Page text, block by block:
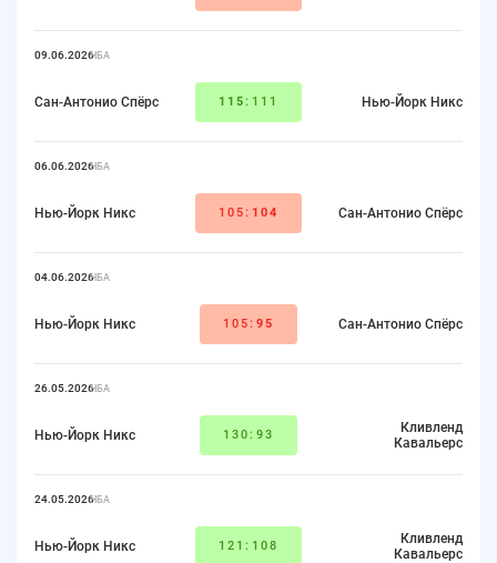
09.06.2026НБА
Сан-Антонио Спёрс 115:111 Нью-Йорк Никс
06.06.2026НБА
Нью-Йорк Никс 105: 104 Сан-Антонио Спёрс
04.06.2026НБА
Нью-Йорк Никс 105: 95 Сан-Антонио Спёрс
26.05.2026НБА
Нью-Йорк Никс 130:93
Кливленд
Кавальерс
24.05.2026НБА
Нью-Йорк Никс 121:108
Кливленд
Кавальерс